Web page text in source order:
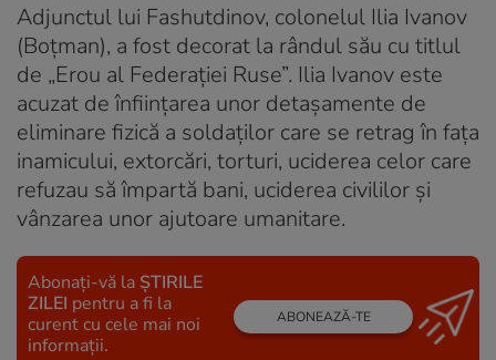
Adjunctul lui Fashutdinov, colonelul Ilia Ivanov
(Boțman), a fost decorat la rândul său cu titlul
de „Erou al Federației Ruse”. Ilia Ivanov este
acuzat de înființarea unor detașamente de
eliminare fizică a soldaților care se retrag în fața
inamicului, extorcări, torturi, uciderea celor care
refuzau să împartă bani, uciderea civililor și
vânzarea unor ajutoare umanitare.
Abonați-vă la ȘTIRILE
ZILEI pentru a fi la
curent cu cele mai noi
informații.
ABONEAZĂ-TE